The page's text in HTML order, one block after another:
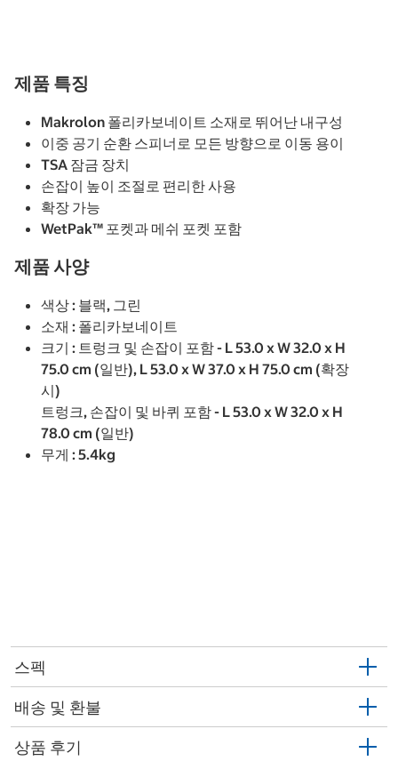
제품 특징
Makrolon 폴리카보네이트 소재로 뛰어난 내구성
이중 공기 순환 스피너로 모든 방향으로 이동 용이
TSA 잠금 장치
손잡이 높이 조절로 편리한 사용
확장 가능
WetPak™ 포켓과 메쉬 포켓 포함
제품 사양
색상 : 블랙, 그린
소재 : 폴리카보네이트
크기 : 트렁크 및 손잡이 포함 - L 53.0 x W 32.0 x H
75.0 cm (일반), L 53.0 x W 37.0 x H 75.0 cm (확장
시)
트렁크, 손잡이 및 바퀴 포함 - L 53.0 x W 32.0 x H
78.0 cm (일반)
무게 : 5.4kg
스펙
배송 및 환불
상품 후기